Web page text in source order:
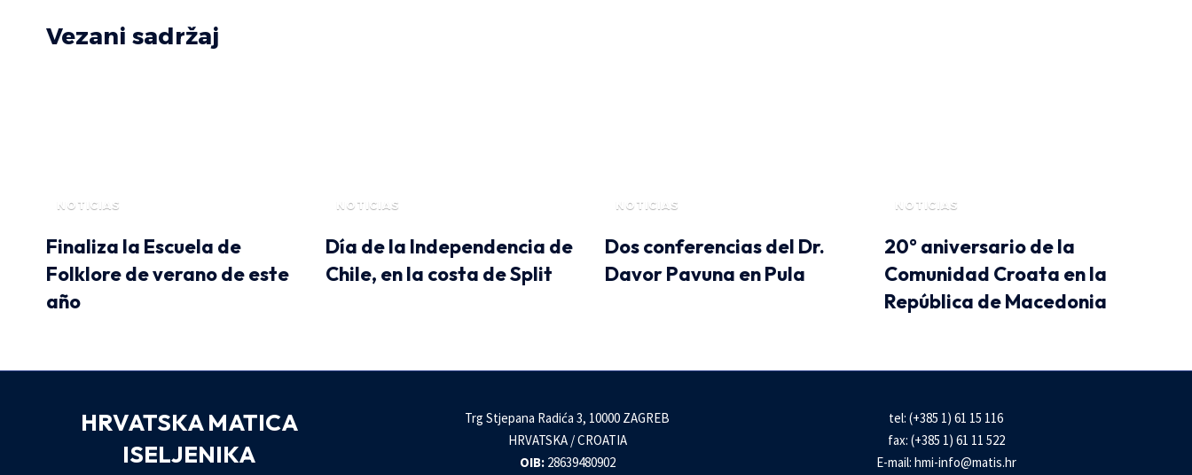
Vezani sadržaj
NOTICIAS
Finaliza la Escuela de
Folklore de verano de este
año
NOTICIAS
Día de la Independencia de
Chile, en la costa de Split
NOTICIAS
Dos conferencias del Dr.
Davor Pavuna en Pula
NOTICIAS
20° aniversario de la
Comunidad Croata en la
República de Macedonia
HRVATSKA MATICA
ISELJENIKA
Trg Stjepana Radića 3, 10000 ZAGREB
HRVATSKA / CROATIA
OIB:28639480902
tel: (+385 1) 61 15 116
fax: (+385 1) 61 11 522
E-mail: hmi-info@matis.hr